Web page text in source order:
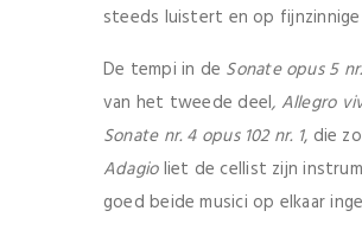
steeds luistert en op
De tempi in de Sonate opus 5
van het tweede deel, Allegro
Sonate nr. 4 opus 102 nr. 1, die
Adagioliet de cellist zijn
goed beide musici op elkaar